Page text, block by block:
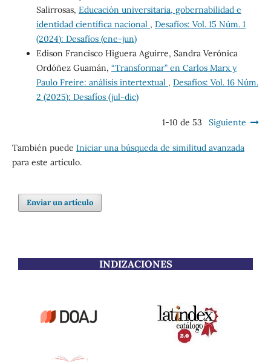
Salirrosas, Educación universitaria, gobernabilidad e
identidad científica nacional , Desafíos: Vol. 15 Núm. 1
(2024): Desafíos (ene-jun)
Edison Francisco Higuera Aguirre, Sandra Verónica
Ordóñez Guamán, “Transformar” en Carlos Marx y
Paulo Freire: análisis intertextual , Desafíos: Vol. 16 Núm.
2 (2025): Desafíos (jul-dic)
1-10 de 53 Siguiente
También puede Iniciar una búsqueda de similitud avanzada
para este artículo.
Enviar un artículo
INDIZACIONES